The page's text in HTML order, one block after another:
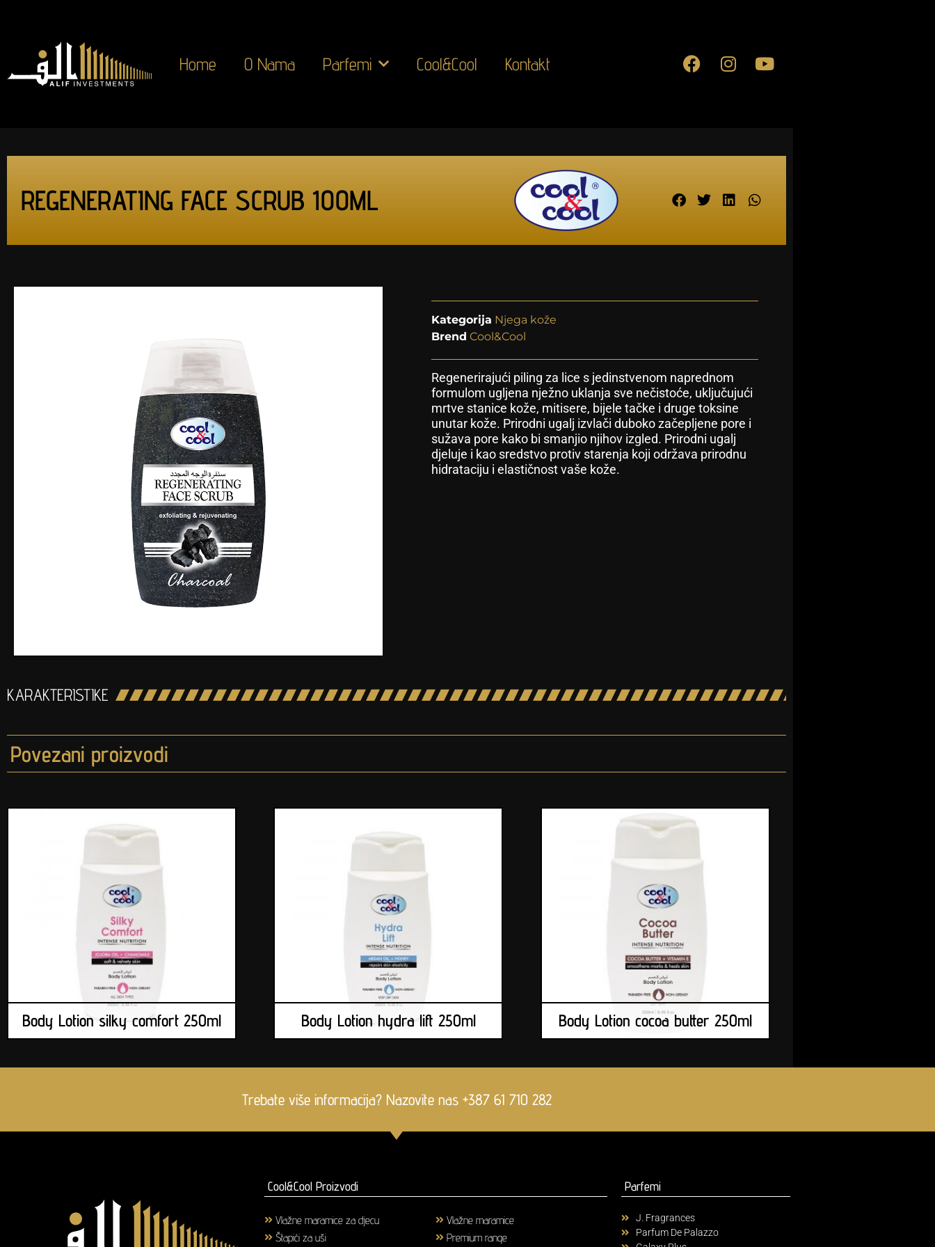
Home O Nama Parfemi Cool&Cool Kontakt
REGENERATING FACE SCRUB 100ML
Kategorija Njega kože
Brend Cool&Cool
Regenerirajući piling za lice s jedinstvenom naprednom
formulom ugljena nježno uklanja sve nečistoće, uključujući
mrtve stanice kože, mitisere, bijele tačke i druge toksine
unutar kože. Prirodni ugalj izvlači duboko začepljene pore i
sužava pore kako bi smanjio njihov izgled. Prirodni ugalj
djeluje i kao sredstvo protiv starenja koji održava prirodnu
hidrataciju i elastičnost vaše kože.
KARAKTERISTIKE
Povezani proizvodi
Body Lotion silky comfort 250ml Body Lotion hydra lift 250ml Body Lotion cocoa butter 250ml
Trebate više informacija? Nazovite nas +387 61 710 282
Cool&Cool Proizvodi
Vlažne maramice za djecu Vlažne maramice
Štapići za uši
Premium range
Parfemi
J. Fragrances
Parfum De Palazzo